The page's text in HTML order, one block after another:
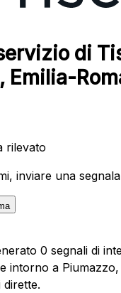
di
Emilia-
rilevato
inviare una
0 segnali di
intorno a
dirette.